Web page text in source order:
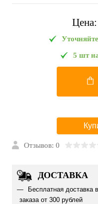
Цена:
5 шт
Отзывов: 0
ДОСТАВКА
Бесплатная
заказа от 300 рублей